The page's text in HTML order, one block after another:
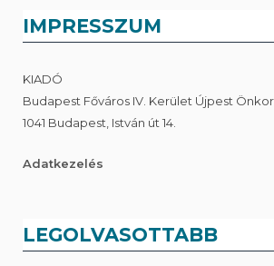
IMPRESSZUM
KIADÓ
Budapest Főváros IV. Kerület Újpest
1041 Budapest, István út 14.
Adatkezelés
LEGOLVASOTTABB